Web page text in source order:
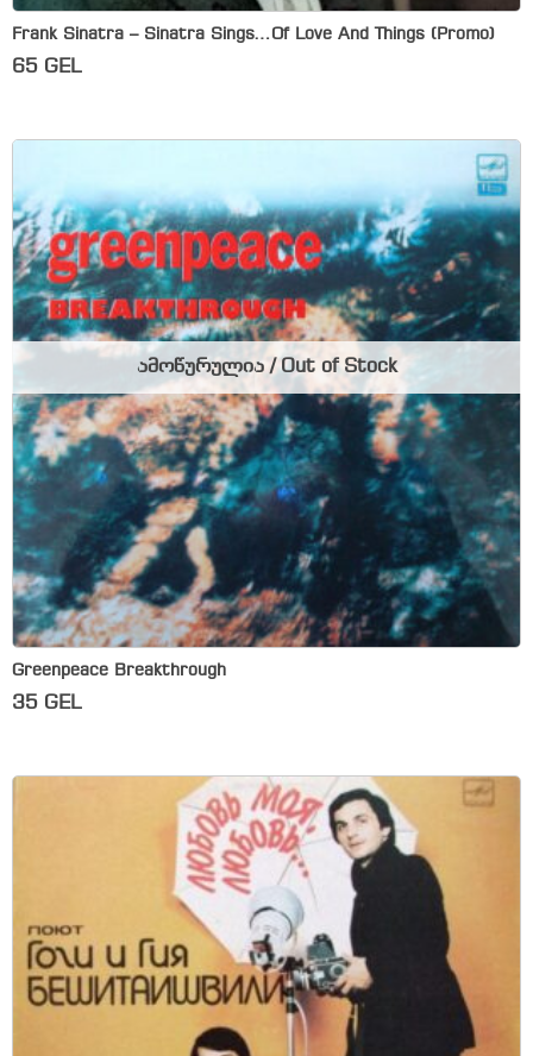
Frank Sinatra – Sinatra Sings…Of Love And Things (Promo)
65 GEL
Greenpeace Breakthrough
35 GEL
ამოწურულია / Out of Stock